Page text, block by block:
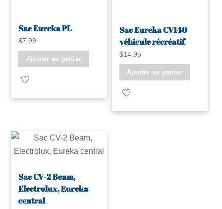
Sac Eureka PL
$7.99
Ajouter au panier
Sac Eureka CV140
véhicule récréatif
$14.95
Ajouter au panier
Sac CV-2 Beam,
Electrolux, Eureka
central